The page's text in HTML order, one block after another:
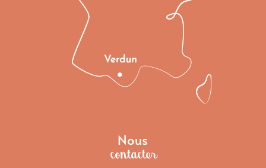
Nous
contacter